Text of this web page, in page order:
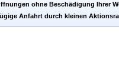
ohne Beschädigung Ihrer
Anfahrt durch kleinen